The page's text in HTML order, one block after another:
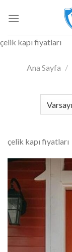
atla
çelik kapı fiyatları
Ana Sayfa /
çelik kapı fiyatları